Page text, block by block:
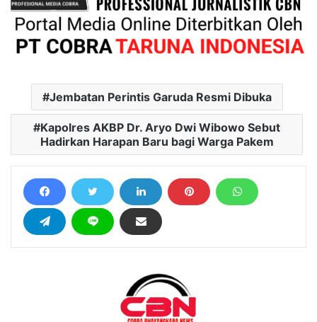
Jembatan Perintis Garuda Resmi Dibuka
Kapolres AKBP Dr. Aryo Dwi Wibowo Sebut
Hadirkan Harapan Baru bagi Warga Pakem